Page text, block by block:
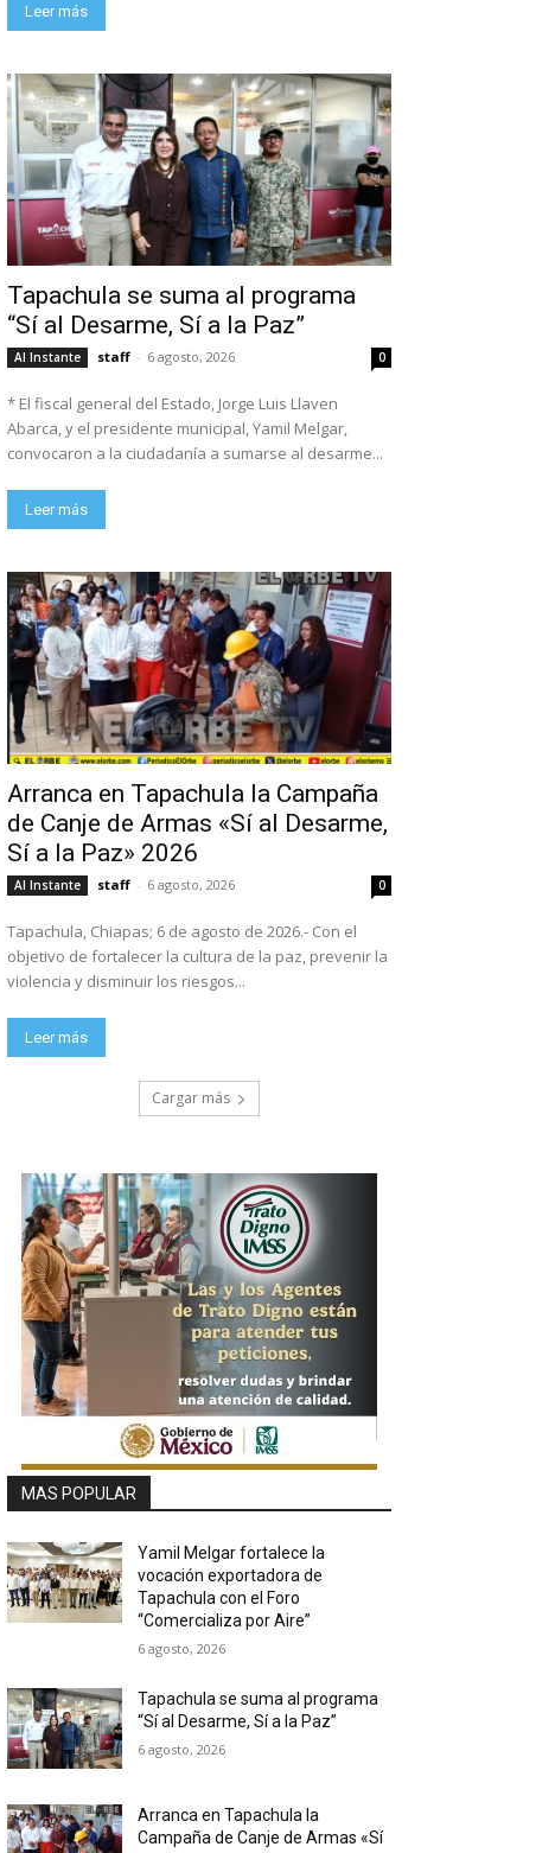
Leer más
Tapachula se suma al programa
“Sí al Desarme, Sí a la Paz”
Al Instante staff - 6 agosto, 2026 0
* El fiscal general del Estado, Jorge Luis Llaven
Abarca, y el presidente municipal, Yamil Melgar,
convocaron a la ciudadanía a sumarse al desarme...
Leer más
Arranca en Tapachula la Campaña
de Canje de Armas «Sí al Desarme,
Sí a la Paz» 2026
Al Instante staff - 6 agosto, 2026 0
Tapachula, Chiapas; 6 de agosto de 2026.- Con el
objetivo de fortalecer la cultura de la paz, prevenir la
violencia y disminuir los riesgos...
Leer más
Cargar más
MAS POPULAR
Yamil Melgar fortalece la
vocación exportadora de
Tapachula con el Foro
“Comercializa por Aire”
6 agosto, 2026
Tapachula se suma al programa
“Sí al Desarme, Sí a la Paz”
6 agosto, 2026
Arranca en Tapachula la
Campaña de Canje de Armas «Sí